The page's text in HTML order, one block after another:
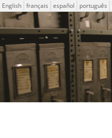
Idioma
English français español português